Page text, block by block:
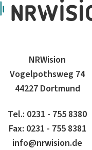
NRWision
Vogelpothsweg 74
44227 Dortmund
Tel.: 0231 - 755 8380
Fax: 0231 - 755 8381
info@nrwision.de